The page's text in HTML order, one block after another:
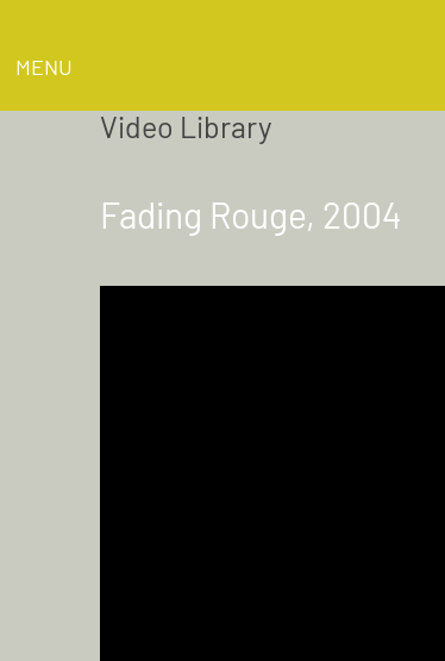
MENU
Video Library
Fading Rouge, 2004